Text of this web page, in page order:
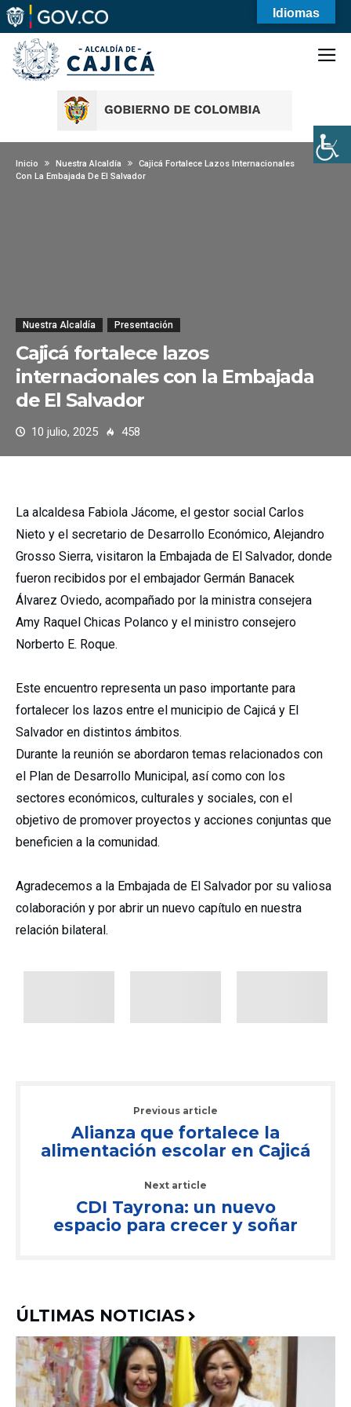
Inicio Nuestra Alcaldía
Cajicá Fortalece Lazos Internacionales
Con La Embajada De El Salvador
Nuestra Alcaldía Presentación
Cajicá fortalece lazos
internacionales con la Embajada
de El Salvador
10 julio, 2025 458
La alcaldesa Fabiola Jácome, el gestor social Carlos
Nieto y el secretario de Desarrollo Económico, Alejandro
Grosso Sierra, visitaron la Embajada de El Salvador, donde
fueron recibidos por el embajador Germán Banacek
Álvarez Oviedo, acompañado por la ministra consejera
Amy Raquel Chicas Polanco y el ministro consejero
Norberto E. Roque.
Este encuentro representa un paso importante para
fortalecer los lazos entre el municipio de Cajicá y El
Salvador en distintos ámbitos.
Durante la reunión se abordaron temas relacionados con
el Plan de Desarrollo Municipal, así como con los
sectores económicos, culturales y sociales, con el
objetivo de promover proyectos y acciones conjuntas que
beneficien a la comunidad.
Agradecemos a la Embajada de El Salvador por su valiosa
colaboración y por abrir un nuevo capítulo en nuestra
relación bilateral.
Previous article
Alianza que fortalece la
alimentación escolar en Cajicá
Next article
CDI Tayrona: un nuevo
espacio para crecer y soñar
ÚLTIMAS NOTICIAS
Idiomas